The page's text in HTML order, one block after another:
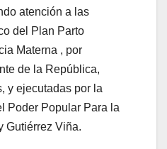
atención a las
del Plan Parto
Materna , por
de la República,
y ejecutadas por la
Poder Popular Para la
Gutiérrez Viña.